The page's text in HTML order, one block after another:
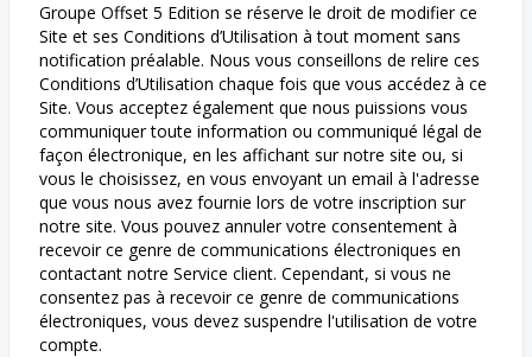
Groupe Offset 5 Edition se réserve le droit de modifier ce
Site et ses Conditions d’Utilisation à tout moment sans
notification préalable. Nous vous conseillons de relire ces
Conditions d’Utilisation chaque fois que vous accédez à ce
Site. Vous acceptez également que nous puissions vous
communiquer toute information ou communiqué légal de
façon électronique, en les affichant sur notre site ou, si
vous le choisissez, en vous envoyant un email à l'adresse
que vous nous avez fournie lors de votre inscription sur
notre site. Vous pouvez annuler votre consentement à
recevoir ce genre de communications électroniques en
contactant notre Service client. Cependant, si vous ne
consentez pas à recevoir ce genre de communications
électroniques, vous devez suspendre l'utilisation de votre
compte.